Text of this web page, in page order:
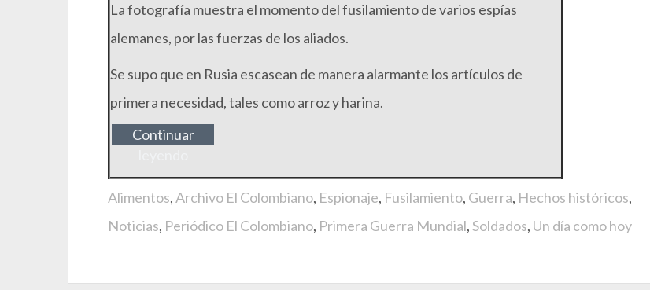
La fotografía muestra el momento del fusilamiento de varios espías
alemanes, por las fuerzas de los aliados.
Se supo que en Rusia escasean de manera alarmante los artículos de
primera necesidad, tales como arroz y harina.
Continuar
Alimentos,Archivo El Colombiano, Espionaje, Fusilamiento, Guerra, Hechos históricos,
Noticias, Periódico El Colombiano, Primera Guerra Mundial,Soldados, Un día como hoy